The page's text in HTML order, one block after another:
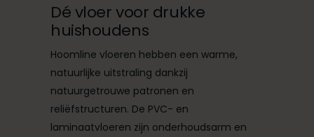
Dé vloer voor drukke
huishoudens
Hoomline vloeren hebben een warme,
natuurlijke uitstraling dankzij
natuurgetrouwe patronen en
reliëfstructuren. De PVC- en
laminaatvloeren zijn onderhoudsarm en